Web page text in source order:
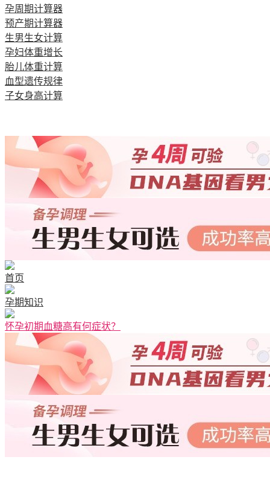
孕周期计算器
预产期计算器
生男生女计算
孕妇体重增长
胎儿体重计算
血型遗传规律
子女身高计算
首页
孕期知识
怀孕初期血糖高有何症状？